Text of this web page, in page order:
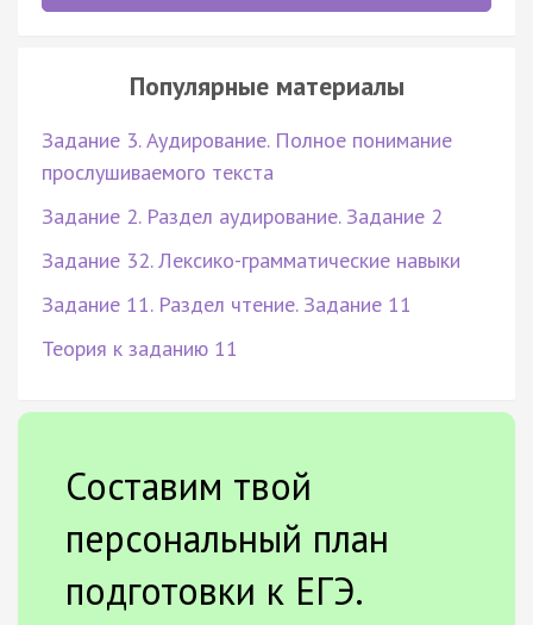
Популярные материалы
Задание 3. Аудирование. Полное понимание
прослушиваемого текста
Задание 2. Раздел аудирование. Задание 2
Задание 32. Лексико-грамматические навыки
Задание 11. Раздел чтение. Задание 11
Теория к заданию 11
Составим твой
персональный план
подготовки к ЕГЭ.